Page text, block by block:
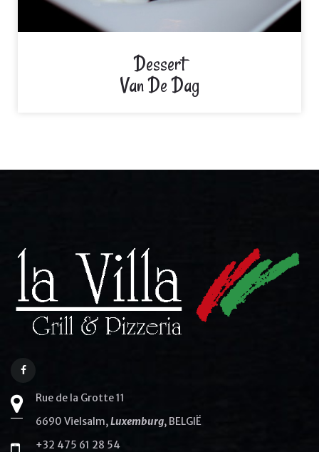
Dessert
Van De Dag
Rue de la Grotte 11
6690 Vielsalm,Luxemburg, BELGIË
+32 475 61 28 54